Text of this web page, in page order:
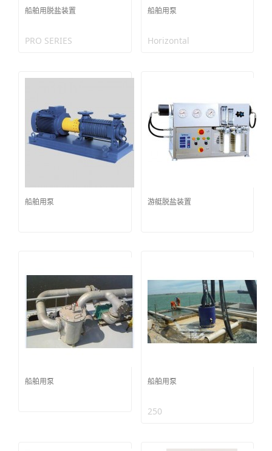
船舶用脱盐装置
PRO SERIES
船舶用泵
Horizontal
船舶用泵 游艇脱盐装置
船舶用泵 船舶用泵
250